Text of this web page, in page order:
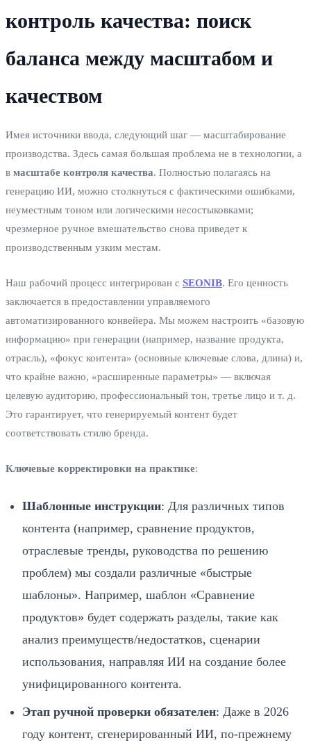
контроль качества: поиск
баланса между масштабом и
качеством
Имея источники ввода, следующий шаг — масштабирование
производства. Здесь самая большая проблема не в технологии, а
в масштабе контроля качества. Полностью полагаясь на
генерацию ИИ, можно столкнуться с фактическими ошибками,
неуместным тоном или логическими несостыковками;
чрезмерное ручное вмешательство снова приведет к
производственным узким местам.
Наш рабочий процесс интегрирован с SEONIB. Его ценность
заключается в предоставлении управляемого
автоматизированного конвейера. Мы можем настроить «базовую
информацию» при генерации (например, название продукта,
отрасль), «фокус контента» (основные ключевые слова, длина) и,
что крайне важно, «расширенные параметры» — включая
целевую аудиторию, профессиональный тон, третье лицо и т. д.
Это гарантирует, что генерируемый контент будет
соответствовать стилю бренда.
Ключевые корректировки на практике:
Шаблонные инструкции: Для различных типов
контента (например, сравнение продуктов,
отраслевые тренды, руководства по решению
проблем) мы создали различные «быстрые
шаблоны». Например, шаблон «Сравнение
продуктов» будет содержать разделы, такие как
анализ преимуществ/недостатков, сценарии
использования, направляя ИИ на создание более
унифицированного контента.
Этап ручной проверки обязателен: Даже в 2026
году контент, сгенерированный ИИ, по-прежнему